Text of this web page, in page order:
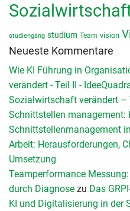
studiengang studium Team vision
Neueste Kommentare
Wie KI Führung in
verändert - Teil II -
Sozialwirtschaft verändert –
Schnittstellen management:
Schnittstellenmanagement
Arbeit: Herausforderungen,
Umsetzung
Teamperformance
durch Diagnose zu Das
KI und Digitalisierung in der